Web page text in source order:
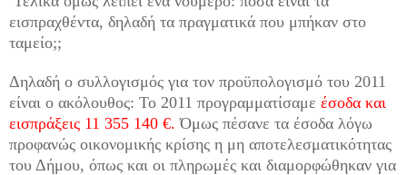
εισπραχθέντα, δηλαδή τα πραγματικά που μπήκαν στο
ταμείο;;
Δηλαδή ο συλλογισμός για τον προϋπολογισμό του 2011
είναι ο ακόλουθος: Το 2011 προγραμματίσαμε έσοδα και
εισπράξεις 11 355 140 €. Όμως πέσανε τα έσοδα λόγω
προφανώς οικονομικής κρίσης η μη αποτελεσματικότητας
του Δήμου, όπως και οι πληρωμές και διαμορφώθηκαν για